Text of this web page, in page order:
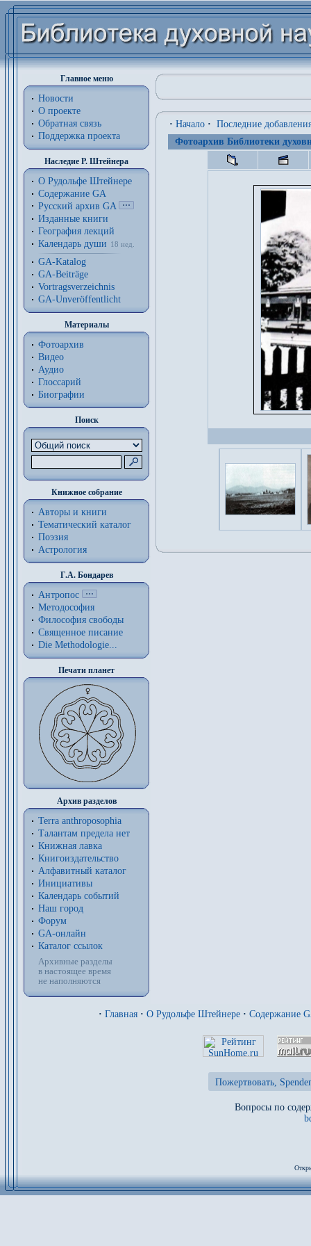
Главное меню
Новости
О проекте
Обратная связь
Поддержка проекта
Наследие Р. Штейнера
О Рудольфе Штейнере
Содержание GA
Русский архив GA
Изданные книги
География лекций
Календарь души
18 нед.
GA-Katalog
GA-Beiträge
Vortragsverzeichnis
GA-Unveröffentlicht
Материалы
Фотоархив
Видео
Аудио
Глоссарий
Биографии
Поиск
Книжное собрание
Авторы и книги
Тематический каталог
Поэзия
Астрология
Г.А. Бондарев
Антропос
Методософия
Философия cвободы
Священное писание
Die Methodologie...
Печати планет
Архив разделов
Terra anthroposophia
Талантам предела нет
Книжная лавка
Книгоиздательство
Алфавитный каталог
Инициативы
Календарь событий
Наш город
Форум
GA-онлайн
Каталог ссылок
Архивные разделы
в настоящее время
не наполняются
· Начало · Последние
Фотоархив Библиотеки
· Главная · О Рудольфе Штейнере · Содержание
Пожертвовать,
Вопросы по